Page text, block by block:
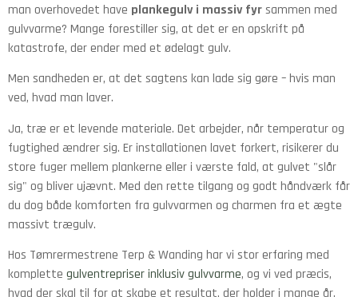
man overhovedet have plankegulv i massiv fyrsammen med
gulvvarme? Mange forestiller sig, at det er en opskrift på
katastrofe, der ender med et ødelagt gulv.
Men sandheden er, at det sagtens kan lade sig gøre – hvis man
ved, hvad man laver.
Ja, træ er et levende materiale. Det arbejder, når temperatur og
fugtighed ændrer sig. Er installationen lavet forkert, risikerer du
store fuger mellem plankerne eller i værste fald, at gulvet "slår
sig" og bliver ujævnt. Med den rette tilgang og godt håndværk får
du dog både komforten fra gulvvarmen og charmen fra et ægte
massivt trægulv.
Hos Tømrermestrene Terp & Wanding har vi stor erfaring med
komplette gulventrepriser inklusiv gulvvarme, og vi ved præcis,
hvad der skal til for at skabe et resultat, der holder i mange år.